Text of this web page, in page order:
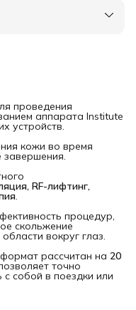
проведения
аппарата Institute
устройств.
кожи во время
завершения.
RF-лифтинг,
.
процедур,
скольжение
вокруг глаз.
рассчитан на 20
точно
собой в поездки или